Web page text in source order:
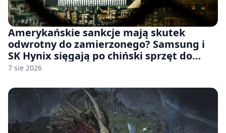
Amerykańskie sankcje mają skutek
odwrotny do zamierzonego? Samsung i
SK Hynix sięgają po chiński sprzęt do
fabryk chipów
7 sie 2026